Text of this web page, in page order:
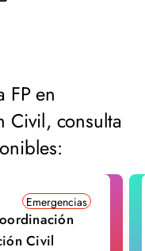
FP en
Civil, consulta
Emergencias
Civil